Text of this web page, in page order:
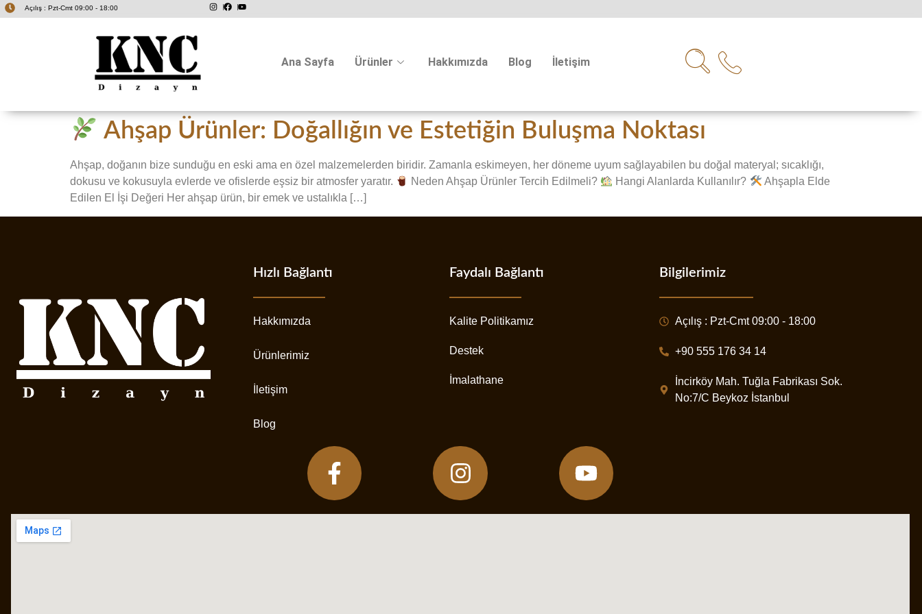
Açılış : Pzt-Cmt 09:00 - 18:00
Ana Sayfa Ürünler Hakkımızda Blog İletişim
Ahşap Ürünler: Doğallığın ve Estetiğin Buluşma Noktası
Ahşap, doğanın bize sunduğu en eski ama en özel malzemelerden biridir. Zamanla eskimeyen, her döneme uyum sağlayabilen bu doğal materyal; sıcaklığı,
dokusu ve kokusuyla evlerde ve ofislerde eşsiz bir atmosfer yaratır.
Neden Ahşap Ürünler Tercih Edilmeli? Hangi Alanlarda Kullanılır?
Ahşapla Elde
Edilen El İşi Değeri Her ahşap ürün, bir emek ve ustalıkla […]
Hızlı Bağlantı
Hakkımızda
Ürünlerimiz
İletişim
Blog
Faydalı Bağlantı
Kalite Politikamız
Destek
İmalathane
Bilgilerimiz
Açılış : Pzt-Cmt 09:00 - 18:00
+90 555 176 34 14
İncirköy Mah. Tuğla Fabrikası Sok.
No:7/C Beykoz İstanbul